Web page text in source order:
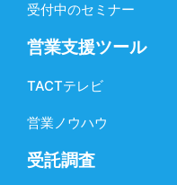
受付中のセミナー
営業支援ツール
TACTテレビ
営業ノウハウ
受託調査